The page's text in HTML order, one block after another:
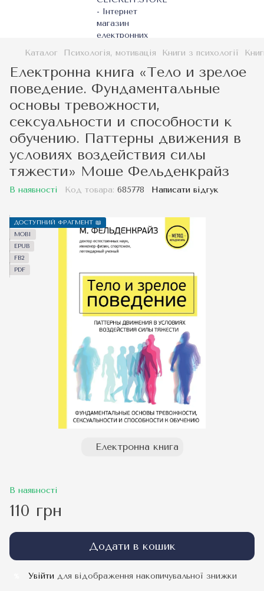
Каталог Психологія, мотивація Книги з психології
Електронна книга «Тело и зрелое
поведение. Фундаментальные
основы тревожности,
сексуальности и способности к
обучению. Паттерны движения в
условиях воздействия силы
тяжести» Моше Фельденкрайз
В наявності Код товара: 685778 Написати відгук
ДОСТУПНИЙ ФРАГМЕНТ 📖
MOBI
EPUB
FB2
PDF
Електронна книга
В наявності
110 грн
Додати в кошик
Увійти для відображення накопичувальної знижки